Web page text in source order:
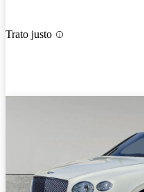
Trato justo